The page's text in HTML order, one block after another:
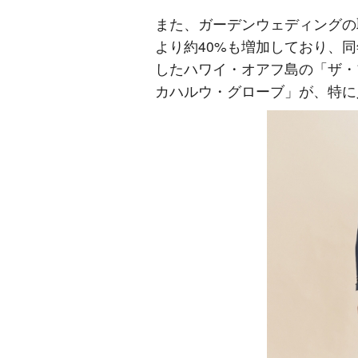
また、ガーデンウェディング
より約40%も増加しており、
したハワイ・オアフ島の「ザ
カハルウ・グローブ」が、特